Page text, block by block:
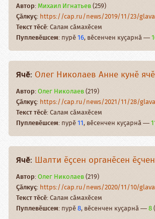
Автор:Михаил Игнатьев(259)
Ҫӑлкуҫ:https://cap.ru/news/2019/11/23/
Текст тӗсӗ: Салам сӑмахӗсем
Пуплевӗшсем: пурӗ16, вӗсенчен куҫарнӑ —
Ячӗ: Олег Николаев Анне кунӗ
Автор:Олег Николаев(219)
Ҫӑлкуҫ:https://cap.ru/news/2021/11/28/
Текст тӗсӗ: Салам сӑмахӗсем
Пуплевӗшсем: пурӗ11, вӗсенчен куҫарнӑ —
Ячӗ: Шалти ӗҫсен органӗсен
Автор:Олег Николаев(219)
Ҫӑлкуҫ:https://cap.ru/news/2020/11/10/
Текст тӗсӗ: Салам сӑмахӗсем
Пуплевӗшсем: пурӗ8, вӗсенчен куҫарнӑ —8